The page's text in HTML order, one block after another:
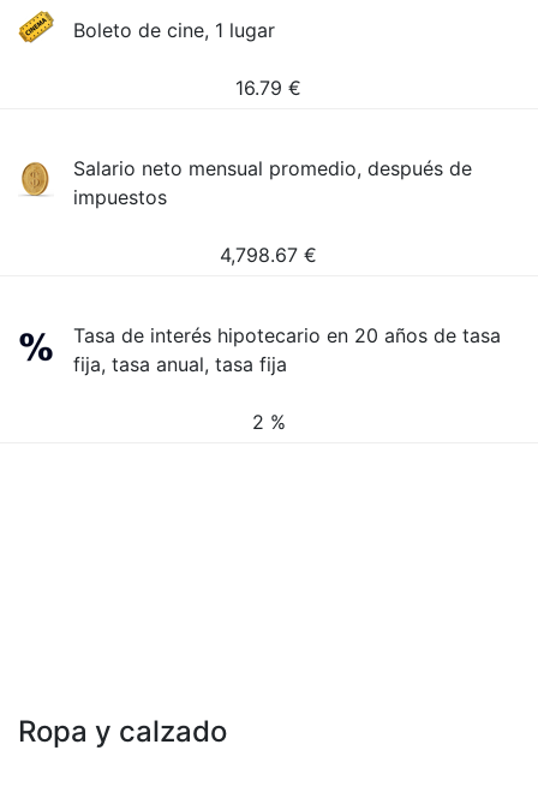
Boleto de cine, 1 lugar
16.79 €
Salario neto mensual promedio, después de
impuestos
4,798.67 €
Tasa de interés hipotecario en 20 años de tasa
fija, tasa anual, tasa fija
2 %
Ropa y calzado